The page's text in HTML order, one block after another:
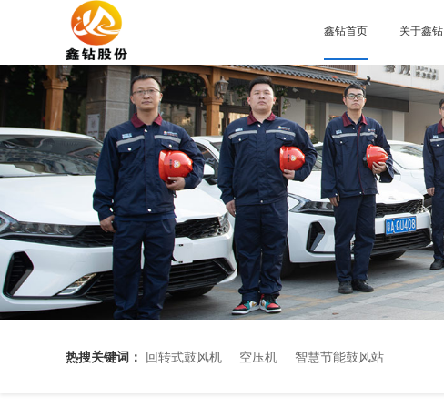
鑫钻首页 关于鑫钻
热搜关键词： 回转式鼓风机 空压机 智慧节能鼓风站